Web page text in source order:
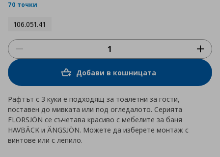
70 точки
106.051.41
Добави в кошницата
Рафтът с 3 куки е подходящ за тоалетни за гости,
поставен до мивката или под огледалото. Серията
FLORSJÖN се съчетава красиво с мебелите за баня
HAVBÄCK и ÄNGSJÖN. Можете да изберете монтаж с
винтове или с лепило.